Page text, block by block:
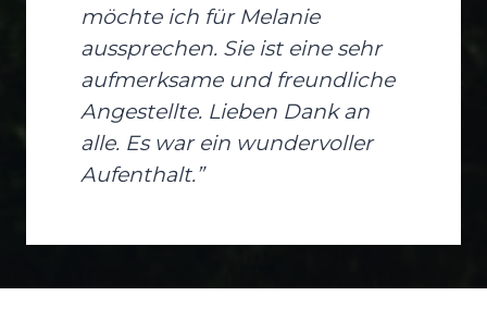
möchte ich für Melanie
aussprechen. Sie ist eine sehr
aufmerksame und freundliche
Angestellte. Lieben Dank an
alle. Es war ein wundervoller
Aufenthalt.”